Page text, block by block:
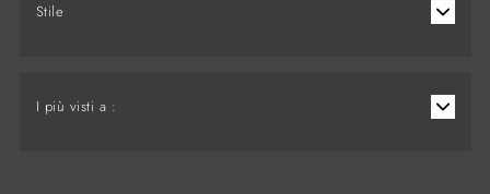
Stile
I più visti a :